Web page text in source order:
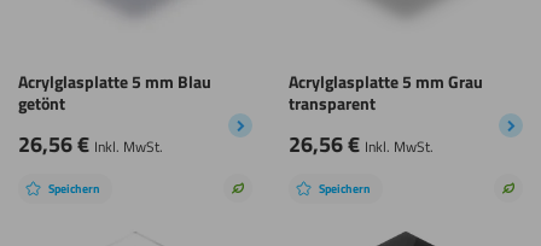
Acrylglasplatte 5 mm Blau
getönt
26,56€ Inkl. MwSt.
Acrylglasplatte 5 mm Grau
transparent
26,56€ Inkl. MwSt.
Speichern
NachhaltigeSpeichern